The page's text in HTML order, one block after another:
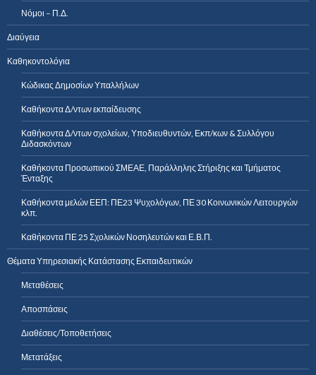
Νόμοι – Π.Δ.
Διαύγεια
Καθηκοντολόγια
Κώδικας Δημοσίων Υπαλλήλων
Καθήκοντα Δ/ντων εκπαίδευσης
Καθήκοντα Δ/ντων σχολείων, Υποδιευθυντών, Εκπ/κων & Συλλόγου
Διδασκόντων
Καθήκοντα Προσωπικού ΣΜΕΑΕ, Παράλληλης Στήριξης και Τμήματος
Ένταξης
Καθήκοντα μελών ΕΕΠ: ΠΕ23 Ψυχολόγων, ΠΕ 30 Κοινωνικών Λειτουργών
κλπ.
Καθήκοντα ΠΕ 25 Σχολικών Νοσηλευτών και Ε.Β.Π.
Θέματα Υπηρεσιακής Κατάστασης Εκπαιδευτικών
Μεταθέσεις
Αποσπάσεις
Διαθέσεις/Τοποθετήσεις
Μετατάξεις